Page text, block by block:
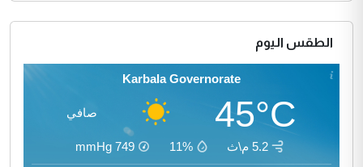
الطقس اليوم
Karbala Governorate
45°C صافي
5.2 م\ث 11%
749
mmHg